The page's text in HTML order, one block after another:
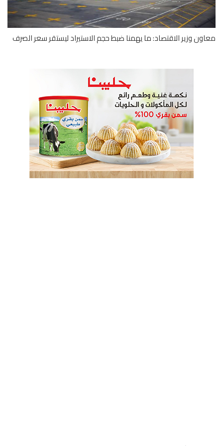
وزير الاقتصاد: ما يهمنا ضبط حجم الاستيراد ليستقر سعر الصرف